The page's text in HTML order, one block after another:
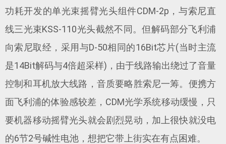
功耗开发的单光束摇臂光头组件CDM-2p，与索尼直
线三光束KSS-110光头截然不同。但解码部分飞利浦
向索尼取经，采用与D-50相同的16Bit芯片(当时主流
是14Bit解码与4倍超采样)，由于线路输出绕过了音量
控制和耳机放大线路，音质要略胜索尼一筹。便携方
面飞利浦的体验感较差，CDM光学系统移动缓慢，只
要机器移动摇臂光头就会剧烈晃动，加上很快就没电
的6节2号碱性电池，想把它带上街实在有点困难。